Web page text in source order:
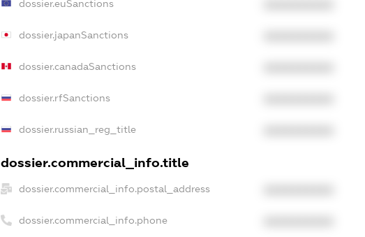
dossier.euSanctions
dossier.japanSanctions
dossier.canadaSanctions
dossier.rfSanctions
dossier.russian_reg_title
dossier.commercial_info.title
dossier.commercial_info.postal_address
dossier.commercial_info.phone